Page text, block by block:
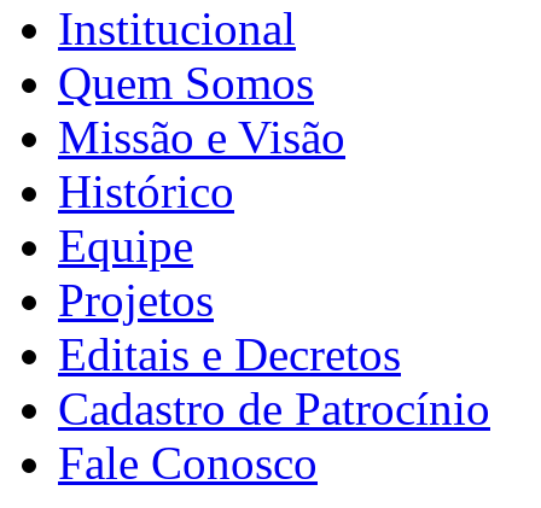
Institucional
Quem Somos
Missão e Visão
Histórico
Equipe
Projetos
Editais e Decretos
Cadastro de Patrocínio
Fale Conosco